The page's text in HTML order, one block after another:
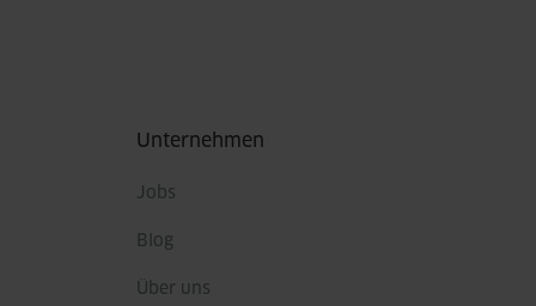
Unternehmen
Jobs
Blog
Über uns